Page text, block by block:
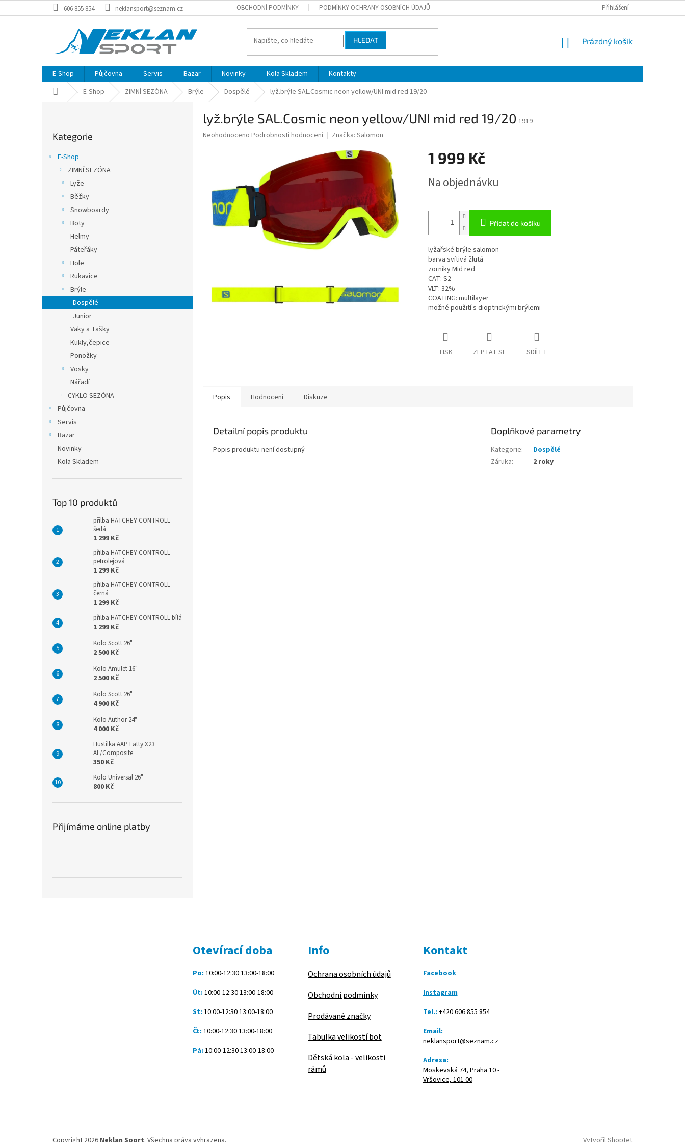
na
606 855 854 neklansport@seznam.cz OBCHODNÍ PODMÍNKY PODMÍNKY OCHRANY OSOBNÍCH ÚDAJŮ Přihlášení
HLEDAT
NÁKUPNÍ
Prázdný košík
E-Shop Půjčovna Servis Bazar Novinky Kola Skladem
Kontakty
Domů E-Shop ZIMNÍ SEZÓNA Brýle Dospělé lyž.brýle SAL.Cosmic neon yellow/UNI mid red 19/20
kategorie
Kategorie
E-Shop
ZIMNÍ SEZÓNA
Lyže
Běžky
Snowboardy
Boty
Helmy
Páteřáky
Hole
Rukavice
Brýle
Dospělé
Junior
Vaky a Tašky
Kukly,čepice
Ponožky
Vosky
Nářadí
CYKLO SEZÓNA
Půjčovna
Servis
Bazar
Novinky
Kola Skladem
Top 10 produktů
přilba HATCHEY CONTROLL
šedá
1 299 Kč
přilba HATCHEY CONTROLL
petrolejová
1 299 Kč
přilba HATCHEY CONTROLL
černá
1 299 Kč
přilba HATCHEY CONTROLL bílá
1 299 Kč
Kolo Scott 26"
2 500 Kč
Kolo Amulet 16"
2 500 Kč
Kolo Scott 26"
4 900 Kč
Kolo Author 24"
4 000 Kč
Hustilka AAP Fatty X23
AL/Composite
350 Kč
Kolo Universal 26"
800 Kč
Přijímáme online platby
lyž.brýle SAL.Cosmic neon yellow/UNI mid red 19/20 1919
Průměrné
hvězdiček.
Neohodnoceno Podrobnosti hodnocení Značka: Salomon
1 999 Kč
cena:
Na objednávku
Přidat do košíku
lyžařské brýle salomon
barva svítivá žlutá
zorníky Mid red
CAT: S2
VLT: 32%
COATING: multilayer
možné použití s dioptrickými brýlemi
TISK ZEPTAT SE SDÍLET
Popis Hodnocení Diskuze
Detailní popis produktu
Popis produktu není dostupný
Doplňkové parametry
Kategorie:
Dospělé
Záruka: 2 roky
Otevírací doba
Po: 10:00-12:30 13:00-18:00
Út: 10:00-12:30 13:00-18:00
St: 10:00-12:30 13:00-18:00
Čt: 10:00-12:30 13:00-18:00
Pá: 10:00-12:30 13:00-18:00
Info
Ochrana osobních údajů
Obchodní podmínky
Prodávané značky
Tabulka velikostí bot
Dětská kola - velikosti
rámů
Kontakt
Facebook
Instagram
Tel.:+420 606 855 854
Email:
neklansport@seznam.cz
Adresa:
Moskevská 74, Praha 10 -
Vršovice, 101 00